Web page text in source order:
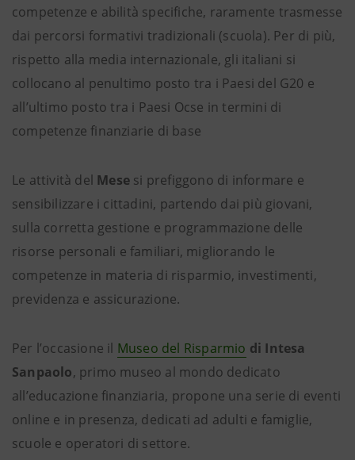
competenze e abilità specifiche, raramente trasmesse
dai percorsi formativi tradizionali (scuola). Per di più,
rispetto alla media internazionale, gli italiani si
collocano al penultimo posto tra i Paesi del G20 e
all’ultimo posto tra i Paesi Ocse in termini di
competenze finanziarie di base
Le attività del Mese si prefiggono di informare e
sensibilizzare i cittadini, partendo dai più giovani,
sulla corretta gestione e programmazione delle
risorse personali e familiari, migliorando le
competenze in materia di risparmio, investimenti,
previdenza e assicurazione.
Per l’occasione il Museo del Risparmio di Intesa
Sanpaolo, primo museo al mondo dedicato
all’educazione finanziaria, propone una serie di eventi
online e in presenza, dedicati ad adulti e famiglie,
scuole e operatori di settore.